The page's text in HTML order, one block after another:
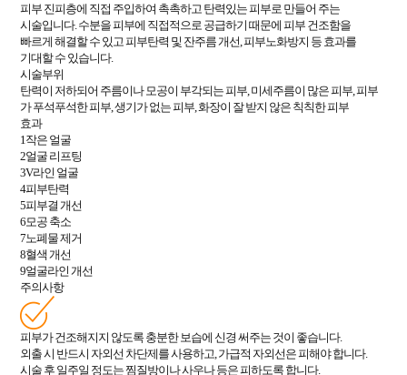
피부 진피층에 직접 주입하여 촉촉하고 탄력있는 피부로 만들어 주는
시술입니다. 수분을 피부에 직접적으로 공급하기 때문에 피부 건조함을
빠르게 해결할 수 있고 피부탄력 및 잔주름 개선, 피부노화방지 등 효과를
기대할 수 있습니다.
시술부위
탄력이 저하되어 주름이나 모공이 부각되는 피부, 미세주름이 많은 피부, 피부
가 푸석푸석한 피부, 생기가 없는 피부, 화장이 잘 받지 않은 칙칙한 피부
효과
1 작은 얼굴
2얼굴 리프팅
3V라인 얼굴
4피부탄력
5피부결 개선
6모공 축소
7노폐물 제거
8혈색 개선
9얼굴라인 개선
주의사항
피부가 건조해지지 않도록 충분한 보습에 신경 써주는 것이 좋습니다.
외출 시 반드시 자외선 차단제를 사용하고, 가급적 자외선은 피해야 합니다.
시술 후 일주일 정도는 찜질방이나 사우나 등은 피하도록 합니다.